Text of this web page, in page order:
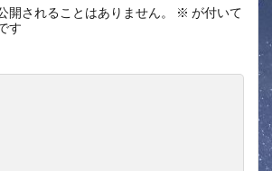
開されることはありません。 ※ が付いて
す